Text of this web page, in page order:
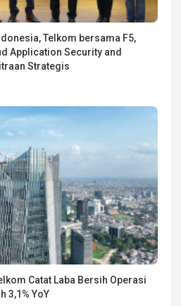
Telkom bersama F5,
Application Security and
Strategis
Catat Laba Bersih Operasi
3,1% YoY